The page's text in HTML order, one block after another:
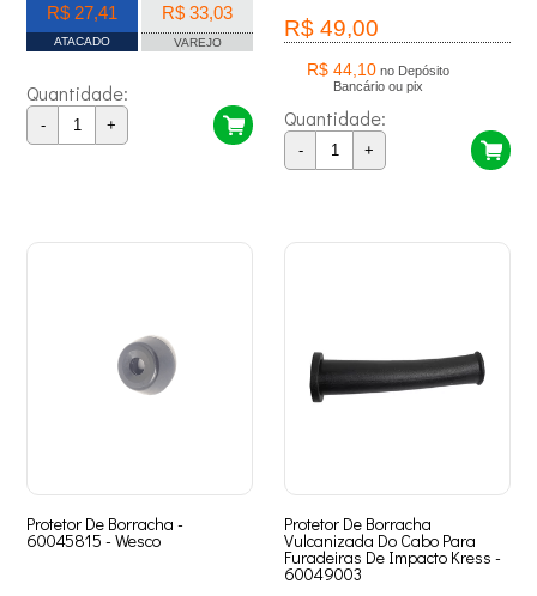
R$ 27,41
ATACADO
R$ 33,03
VAREJO
Quantidade:
- +
R$ 49,00
R$ 44,10 no Depósito
Bancário ou pix
Quantidade:
- +
Protetor De Borracha -
60045815 - Wesco
Protetor De Borracha
Vulcanizada Do Cabo Para
Furadeiras De Impacto Kress -
60049003